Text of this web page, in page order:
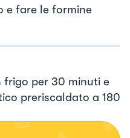
e fare le formine
per 30 minuti e
preriscaldato a 180